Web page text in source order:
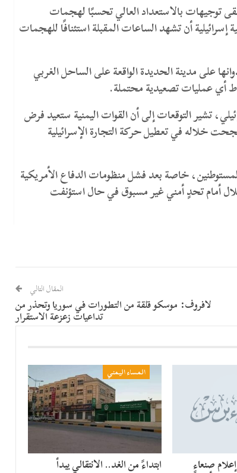
توجيهات بالاستعداد العالي تحسبًا لهجمات
أن تشهد الساعات المقبلة استئنافًا للهجمات
على مدينة الحديدة الواقعة على الساحل الغربي
أي عمليات تصعيدية محتملة.
الإسرائيلي، تشير التوقعات إلى أن القوات اليمنية ستعيد فرض
خلاله في تعطيل حركة التجارة الإسرائيلية
خاصة بعد فشل منظومات الدفاع الأمريكية
أمام تحدٍ أمني غير مسبوق في حال استؤنفت
المقال التالي
لافروف: موسكو قلقة من التطورات في سوريا وتحذر من
تداعيات زعزعة الاستقرار
صنعاء
المساء اليمني
​ابتداءً من الغد.. الانتقالي يبدأ